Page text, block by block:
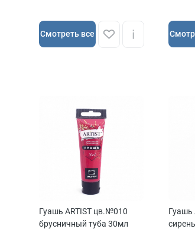
Cмотреть все
Гуашь ARTIST цв.№010
брусничный туба 30мл
Гуашь